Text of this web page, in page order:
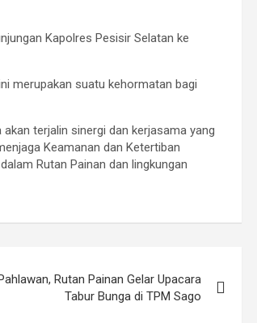
Kapolres Pesisir Selatan ke
merupakan suatu kehormatan bagi
terjalin sinergi dan kerjasama yang
Keamanan dan Ketertiban
Rutan Painan dan lingkungan
Rutan Painan Gelar Upacara
Tabur Bunga di TPM Sago